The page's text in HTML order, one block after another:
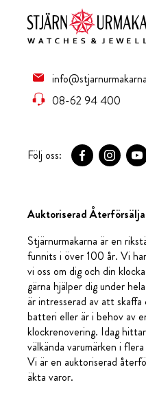
08-62 94 400
Följ oss:
Auktoriserad
Stjärnurmakarna är en
funnits i över 100 år. Vi
vi oss om dig och din
gärna hjälper dig under
är intresserad av att
batteri eller är i behov av
klockrenovering. Idag
välkända varumärken i
Vi är en auktoriserad
äkta varor.